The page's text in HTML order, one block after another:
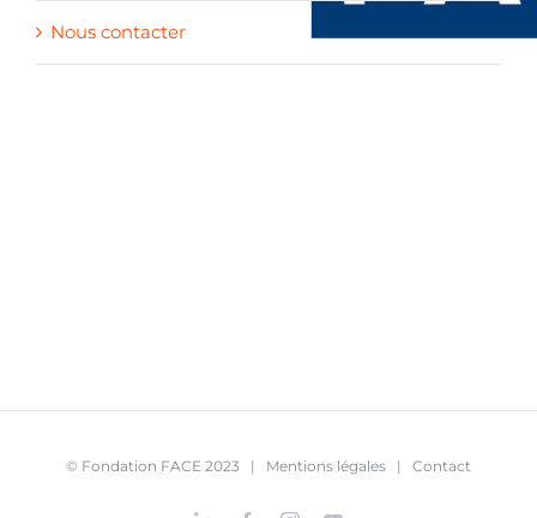
Nous contacter
© Fondation FACE 2023 | Mentions légales | Contact